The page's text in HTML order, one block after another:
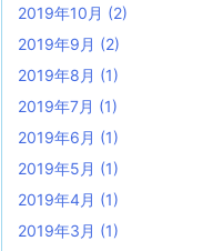
2019年10月 (2)
2019年9月 (2)
2019年8月 (1)
2019年7月 (1)
2019年6月 (1)
2019年5月 (1)
2019年4月 (1)
2019年3月 (1)